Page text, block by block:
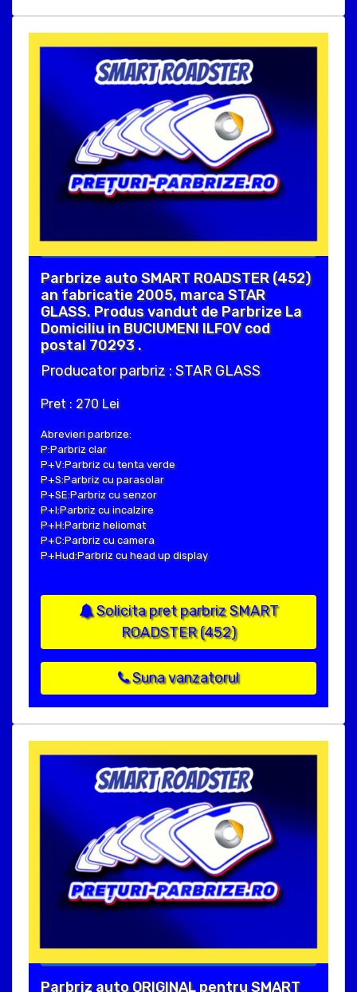
Parbrize auto SMART ROADSTER (452)
an fabricatie 2005, marca STAR
GLASS. Produs vandut de Parbrize La
Domiciliu in BUCIUMENI ILFOV cod
postal 70293 .
Producator parbriz : STAR GLASS
Pret : 270 Lei
Abrevieri parbrize:
P:Parbriz clar
P+V:Parbriz cu tenta verde
P+S:Parbriz cu parasolar
P+SE:Parbriz cu senzor
P+I:Parbriz cu incalzire
P+H:Parbriz heliomat
P+C:Parbriz cu camera
P+Hud:Parbriz cu head up display
Solicita pret parbriz SMART
ROADSTER (452)
Suna vanzatorul
Parbriz auto ORIGINAL pentru SMART